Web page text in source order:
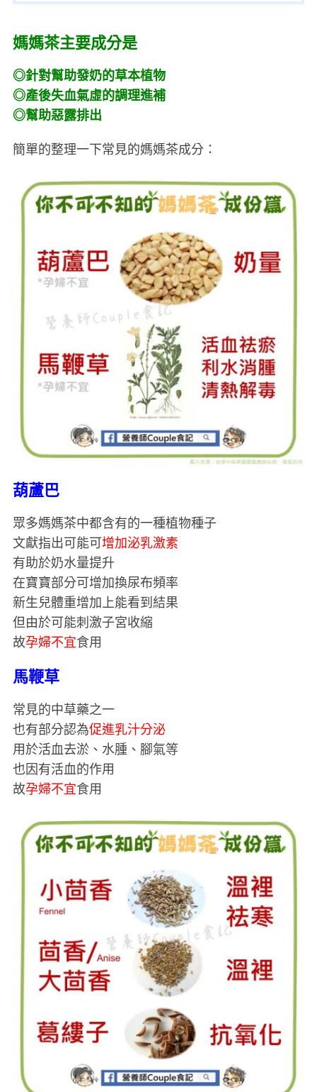
媽媽茶主要成分是
◎針對幫助發奶的草本植物
◎產後失血氣虛的調理進補
◎幫助惡露排出
簡單的整理一下常見的媽媽茶成分：
葫蘆巴
眾多媽媽茶中都含有的一種植物種子
文獻指出可能可 增加泌乳激素
有助於奶水量提升
在寶寶部分可增加換尿布頻率
新生兒體重增加上能看到結果
但由於可能刺激子宮收縮
故孕婦不宜食用
馬鞭草
常見的中草藥之一
也有部分認為促進乳汁分泌
用於活血去淤、水腫、腳氣等
也因有活血的作用
故孕婦不宜食用